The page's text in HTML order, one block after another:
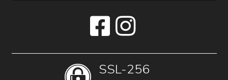
SSL-256